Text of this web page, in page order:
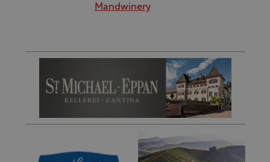
Mandwinery